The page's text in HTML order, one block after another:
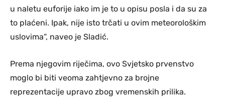
u naletu euforije iako im je to u opisu posla i da su za
to plaćeni. Ipak, nije isto trčati u ovim meteorološkim
uslovima“, naveo je Sladić.
Prema njegovim riječima, ovo Svjetsko prvenstvo
moglo bi biti veoma zahtjevno za brojne
reprezentacije upravo zbog vremenskih prilika.